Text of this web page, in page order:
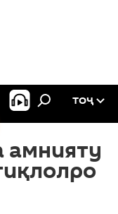
ТОҶ
амнияту